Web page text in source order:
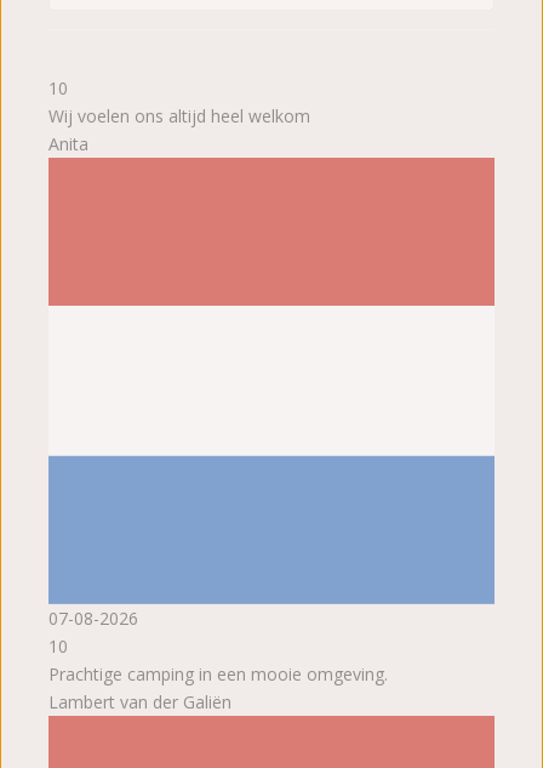
10
Wij voelen ons altijd heel welkom
Anita
07-08-2026
10
Prachtige camping in een mooie omgeving.
Lambert van der Galiën